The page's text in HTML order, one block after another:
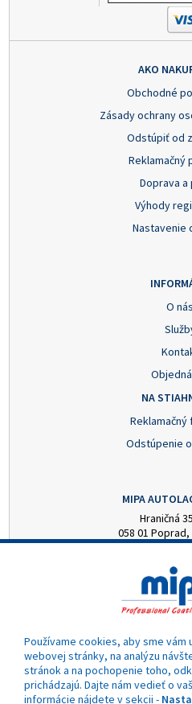
AKO
Obchodné
Zásady ochrany
Odstúpiť od
Reklamačný
Doprava a
Výhody
Nastavenie
O nás
NA
Reklamačný
Odstúpenie
MIPA
Hraničná
058 01
OTVÁRACIE
Pondelok - Piatok:
Používame cookies, aby sme vám
webovej stránky, na analýzu
stránok a na pochopenie toho,
prichádzajú. Dajte nám vedieť o
informácie nájdete v sekcii -